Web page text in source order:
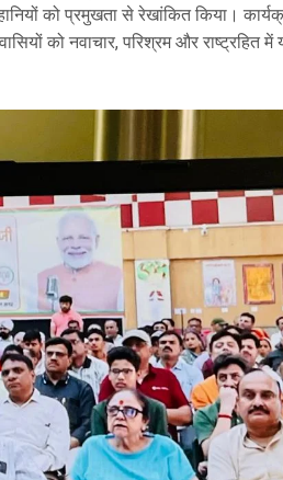
को प्रमुखता से रेखांकित किया।
को नवाचार, परिश्रम और राष्ट्रहित